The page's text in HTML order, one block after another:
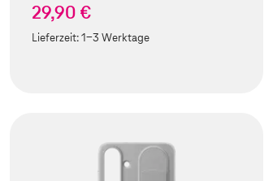
29,90 €
Lieferzeit:1-3 Werktage